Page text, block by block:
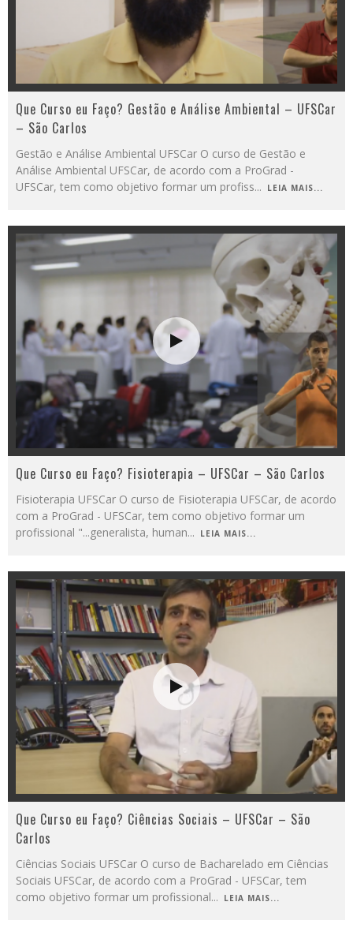
Que Curso eu Faço? Gestão e Análise Ambiental – UFSCar
– São Carlos
Gestão e Análise Ambiental UFSCar O curso de Gestão e
Análise Ambiental UFSCar, de acordo com a ProGrad -
UFSCar, tem como objetivo formar um profiss... LEIA MAIS...
Que Curso eu Faço? Fisioterapia – UFSCar – São Carlos
Fisioterapia UFSCar O curso de Fisioterapia UFSCar, de acordo
com a ProGrad - UFSCar, tem como objetivo formar um
profissional "...generalista, human... LEIA MAIS...
Que Curso eu Faço? Ciências Sociais – UFSCar – São
Carlos
Ciências Sociais UFSCar O curso de Bacharelado em Ciências
Sociais UFSCar, de acordo com a ProGrad - UFSCar, tem
como objetivo formar um profissional... LEIA MAIS...